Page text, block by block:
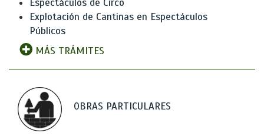
Espectáculos de Circo
Explotación de Cantinas en Espectáculos
Públicos
MÁS TRÁMITES
OBRAS PARTICULARES